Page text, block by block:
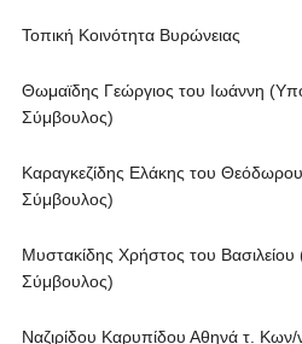
Τοπική Κοινότητα Βυρώνειας
Θωμαϊδης Γεώργιος του Ιωάννη
Σύμβουλος)
Καραγκεζίδης Ελάκης του
Σύμβουλος)
Μυστακίδης Χρήστος του
Σύμβουλος)
Ναζιρίδου Καρυπίδου Αθηνά τ.